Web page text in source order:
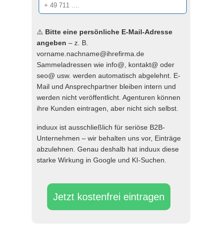
Jetzt kostenfrei eintragen
⚠️ Bitte eine persönliche E-Mail-Adresse
angeben – z. B.
vorname.nachname@ihrefirma.de
Sammeladressen wie info@, kontakt@ oder
seo@ usw. werden automatisch abgelehnt. E-
Mail und Ansprechpartner bleiben intern und
werden nicht veröffentlicht. Agenturen können
ihre Kunden eintragen, aber nicht sich selbst.
induux ist ausschließlich für seriöse B2B-
Unternehmen – wir behalten uns vor, Einträge
abzulehnen. Genau deshalb hat induux diese
starke Wirkung in Google und KI-Suchen.